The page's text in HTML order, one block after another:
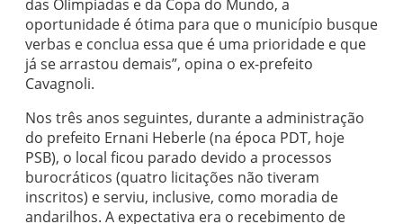
das Olimpíadas e da Copa do Mundo, a
oportunidade é ótima para que o município busque
verbas e conclua essa que é uma prioridade e que
já se arrastou demais”, opina o ex-prefeito
Cavagnoli.
Nos três anos seguintes, durante a administração
do prefeito Ernani Heberle (na época PDT, hoje
PSB), o local ficou parado devido a processos
burocráticos (quatro licitações não tiveram
inscritos) e serviu, inclusive, como moradia de
andarilhos. A expectativa era o recebimento de